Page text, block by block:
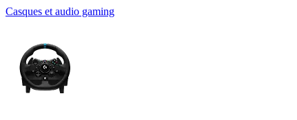
Casques et audio gaming